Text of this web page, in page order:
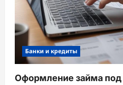
Банки и кредиты
Оформление займа под